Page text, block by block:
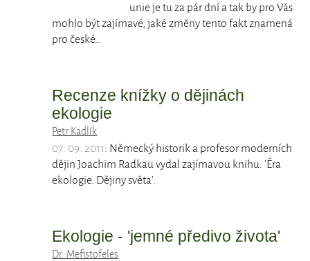
unie je tu za pár dní a tak by pro Vás
mohlo být zajímavé, jaké změny tento fakt znamená
pro české…
Recenze knížky o dějinách
ekologie
Petr Kadlík
07. 09. 2011: Německý historik a profesor moderních
dějin Joachim Radkau vydal zajímavou knihu: 'Éra
ekologie. Dějiny světa'.
Ekologie - 'jemné předivo života'
Dr. Mefistofeles